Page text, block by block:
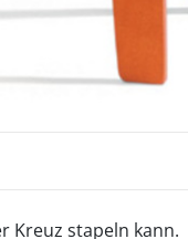
Kreuz stapeln kann.